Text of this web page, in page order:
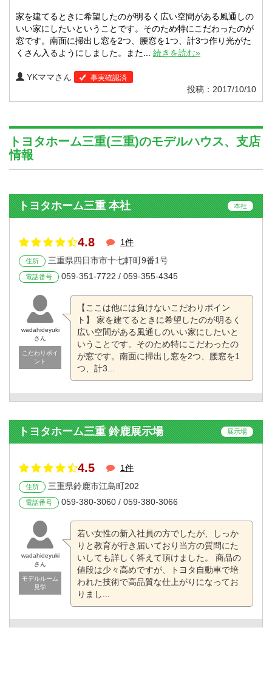
家を建てるときに希望したのが明るく広い空間がある風通しの
いい家にしたいということです。そのため特にこだわったのが
窓です。南面に掃出し窓を2つ、腰窓を1つ、計3つ作り光がた
くさん入るようにしました。また... 続きを読む»
YKママさん 事実確認済
投稿：2017/10/10
トヨタホーム三重(三重)のモデルハウス、支店
情報
トヨタホーム三重 本社 本社
4.8 1件
住所 三重県四日市市十七軒町9番1号
電話番号 059-351-7722 / 059-355-4345
wadahideyuki
さん
こだわりポイ
ント
【ここは他には負けないこだわりポイン
ト】 家を建てるときに希望したのが明るく
広い空間がある風通しのいい家にしたいと
いうことです。そのため特にこだわったの
が窓です。南面に掃出し窓を2つ、腰窓を1
つ、計3...
トヨタホーム三重 鈴鹿展示場 展示場
4.5 1件
住所 三重県鈴鹿市江島町202
電話番号 059-380-3060 / 059-380-3066
wadahideyuki
さん
モデルルーム
見学
若い女性の新入社員の方でしたが、しっか
りと教育が行き届いており当方の質問にた
いしても詳しく答えて頂けました。 商品の
値段は少々高めですが、トヨタ自動車で培
われた技術で高品質な仕上がりになってお
りまし...